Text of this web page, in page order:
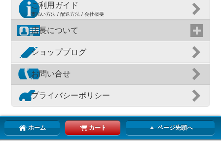
ご利用ガイド
支払い方法 / 配送方法 / 会社概要
店長について
ショップブログ
お問い合せ
プライバシーポリシー
ホーム カート ページ先頭へ